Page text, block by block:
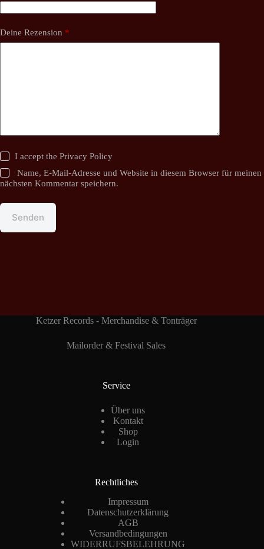
Deine Rezension *
I accept thePrivacy Policy
Name, E-Mail-Adresse und Website in diesem Browser für meinen
nächsten Kommentar speichern.
Senden
Ketzer Records - Merchandise & Tonträger
Mailorder & Festival Sales
Service
Über uns
Kontakt
Shop
Login
Rechtliches
Impressum
Datenschutzerklärung
AGB
Versandbedingungen
WIDERRUFSBELEHRUNG